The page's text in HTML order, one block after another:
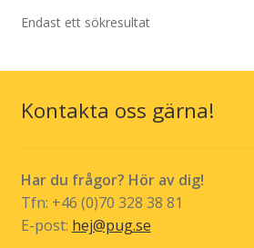
Endast ett sökresultat
Kontakta oss gärna!
Har du frågor? Hör av dig!
Tfn: +46 (0)70 328 38 81
E-post: hej@pug.se